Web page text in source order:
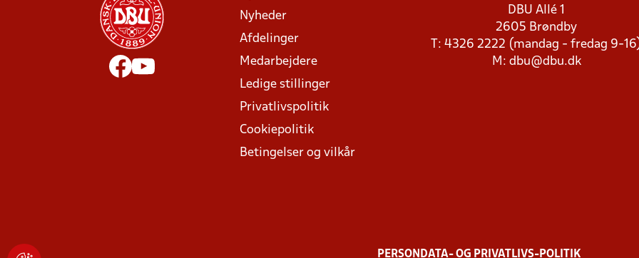
Nyheder
Afdelinger
Medarbejdere
Ledige stillinger
Privatlivspolitik
Cookiepolitik
Betingelser og vilkår
DBU Allé 1
2605 Brøndby
T: 4326 2222 (mandag - fredag 9-
M: dbu@dbu.dk
PERSONDATA- OG PRIVATLIVS-POLITIK